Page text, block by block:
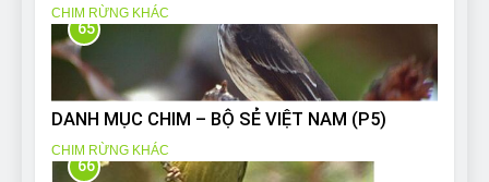
CHIM RỪNG KHÁC
65
DANH MỤC CHIM – BỘ SẺ VIỆT NAM (P5)
CHIM RỪNG KHÁC
66